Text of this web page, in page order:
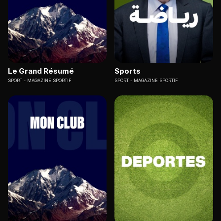
Le Grand Résumé
SPORT MAGAZINE SPORTIF
Sports
SPORT MAGAZINE SPORTIF